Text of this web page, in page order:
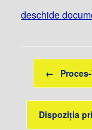
deschide
Post navigation
←
Dispoziția